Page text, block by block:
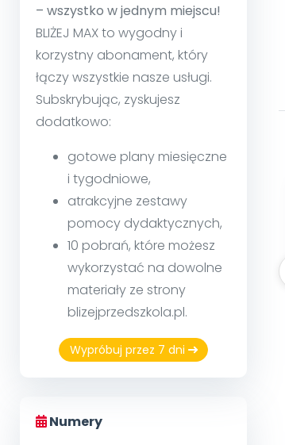
– wszystko w jednym miejscu!
BLIŻEJ MAX to wygodny i
korzystny abonament, który
łączy wszystkie nasze usługi.
Subskrybując, zyskujesz
dodatkowo:
gotowe plany miesięczne
i tygodniowe,
atrakcyjne zestawy
pomocy dydaktycznych,
10 pobrań, które możesz
wykorzystać na dowolne
materiały ze strony
blizejprzedszkola.pl.
Wypróbuj przez 7 dni
Numery